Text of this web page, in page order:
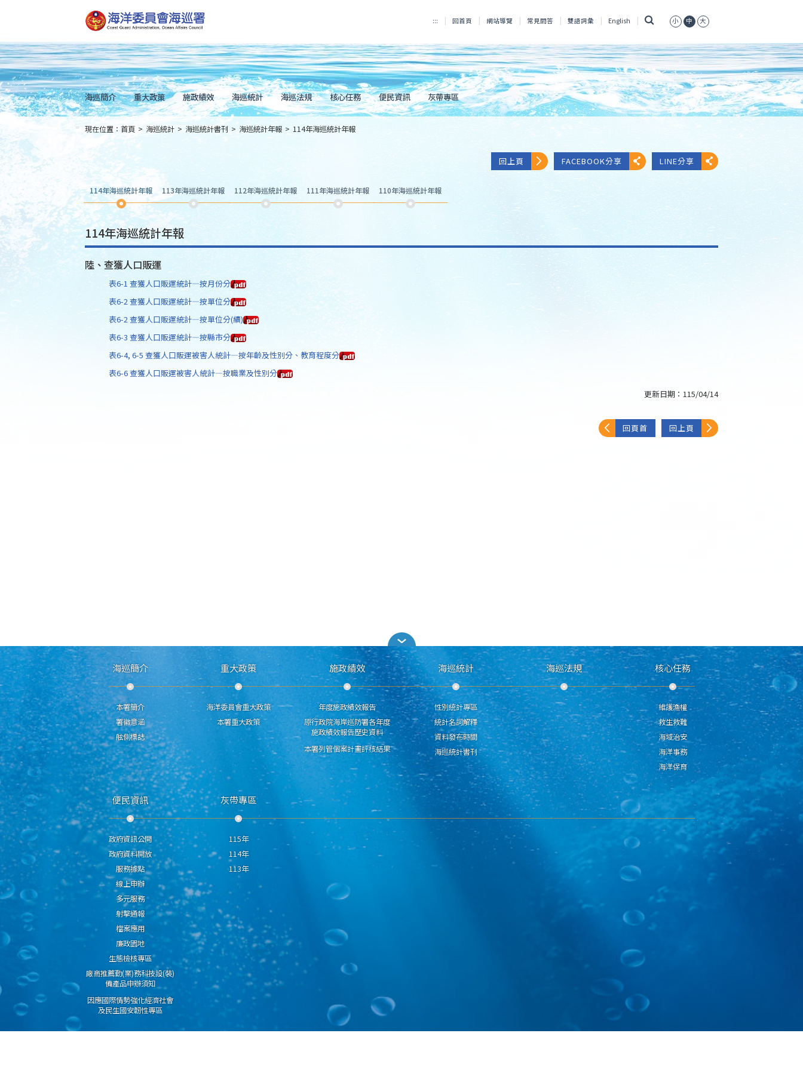
到
主
內
容
Skip
to
main
content
::: 回首頁 網站導覽 常見問答 雙語詞彙 English 小 中 大
海巡簡介 重大政策 施政績效 海巡統計 海巡法規 核心任務 便民資訊 灰帶專區
::: 現在位置： 首頁 > 海巡統計 > 海巡統計書刊 > 海巡統計年報 > 114年海巡統計年報
回上頁 FACEBOOK分享 LINE分享
114年海巡統計年報 113年海巡統計年報 112年海巡統計年報 111年海巡統計年報 110年海巡統計年報
114年海巡統計年報
陸、查獲人口販運
表6-1 查獲人口販運統計—按月份分
表6-2 查獲人口販運統計—按單位分
表6-2 查獲人口販運統計—按單位分(續)
表6-3 查獲人口販運統計—按縣市分
表6-4, 6-5 查獲人口販運被害人統計—按年齡及性別分、教育程度分
表6-6 查獲人口販運被害人統計—按職業及性別分
更新日期： 115/04/14
回頁首 回上頁
海巡簡介
本署簡介
署徽意涵
舷側標誌
重大政策
海洋委員會重大政策
本署重大政策
施政績效
年度施政績效報告
原行政院海岸巡防署各年度
施政績效報告歷史資料
本署列管個案計畫評核結果
海巡統計
性別統計專區
統計名詞解釋
資料發布時間
海巡統計書刊
海巡法規 核心任務
維護漁權
救生救難
海域治安
海洋事務
海洋保育
便民資訊
政府資訊公開
政府資料開放
服務據點
線上申辦
多元服務
射擊通報
檔案應用
廉政園地
生態檢核專區
廠商推薦勤(業)務科技設(裝)
備產品申辦須知
因應國際情勢強化經濟社會
及民生國安韌性專區
灰帶專區
115年
114年
113年